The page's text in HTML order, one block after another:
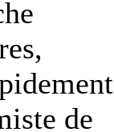
de